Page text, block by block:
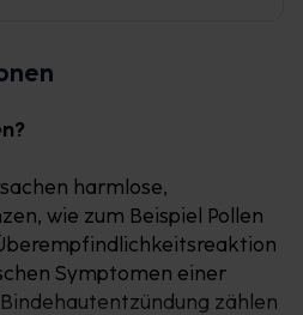
harmlose,
wie zum Beispiel Pollen
Symptomen einer
zählen